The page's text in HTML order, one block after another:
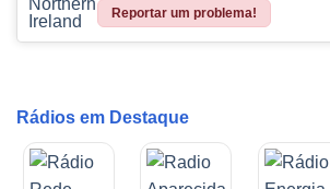
Reportar um problema!
Rádios em Destaque